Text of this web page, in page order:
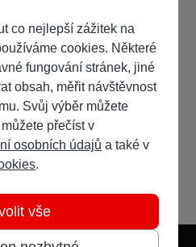
co nejlepší zážitek na
cookies. Některé
fungování stránek, jiné
obsah, měřit návštěvnost
Svůj výběr můžete
přečíst v
osobních údajů a také v
.
vše